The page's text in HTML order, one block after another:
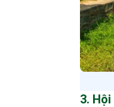
3. Hội